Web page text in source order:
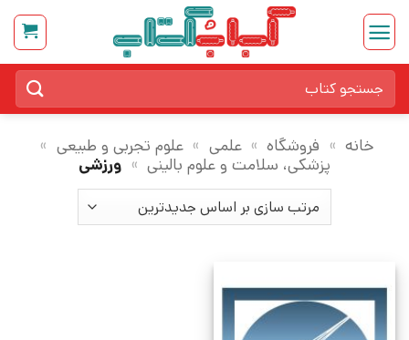
Skip
content
برای:
خانه » فروشگاه » علمی » علوم تجربی و طبیعی »
پزشکی، سلامت و علوم بالینی » ورزشی